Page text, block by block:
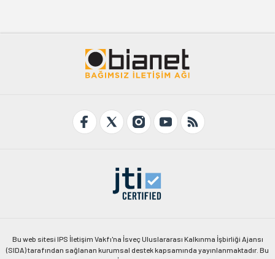
Bu web sitesi IPS İletişim Vakfı'na İsveç Uluslararası Kalkınma İşbirliği Ajansı
(SIDA) tarafından sağlanan kurumsal destek kapsamında yayınlanmaktadır. Bu